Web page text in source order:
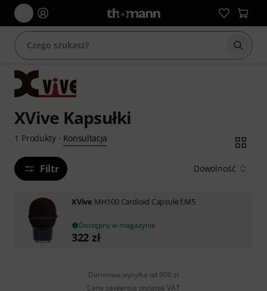
XVive Kapsułki
1 Produkty· Konsultacja
Filtr Dowolność
XVive MH100 Cardioid Capsule f.M5
Dostępny w magazynie
322 zł
Darmowa wysyłka od 900 zł
Ceny zawierają podatek VAT